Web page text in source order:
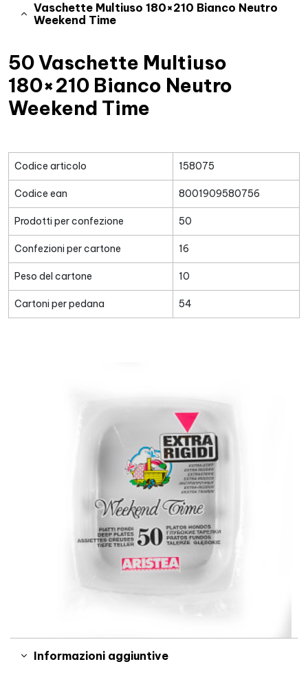
Vaschette Multiuso 180×210 Bianco Neutro
Weekend Time
50 Vaschette Multiuso
180×210 Bianco Neutro
Weekend Time
Codice articolo 158075
Codice ean 8001909580756
Prodotti per confezione 50
Confezioni per cartone 16
Peso del cartone 10
Cartoni per pedana 54
Informazioni aggiuntive